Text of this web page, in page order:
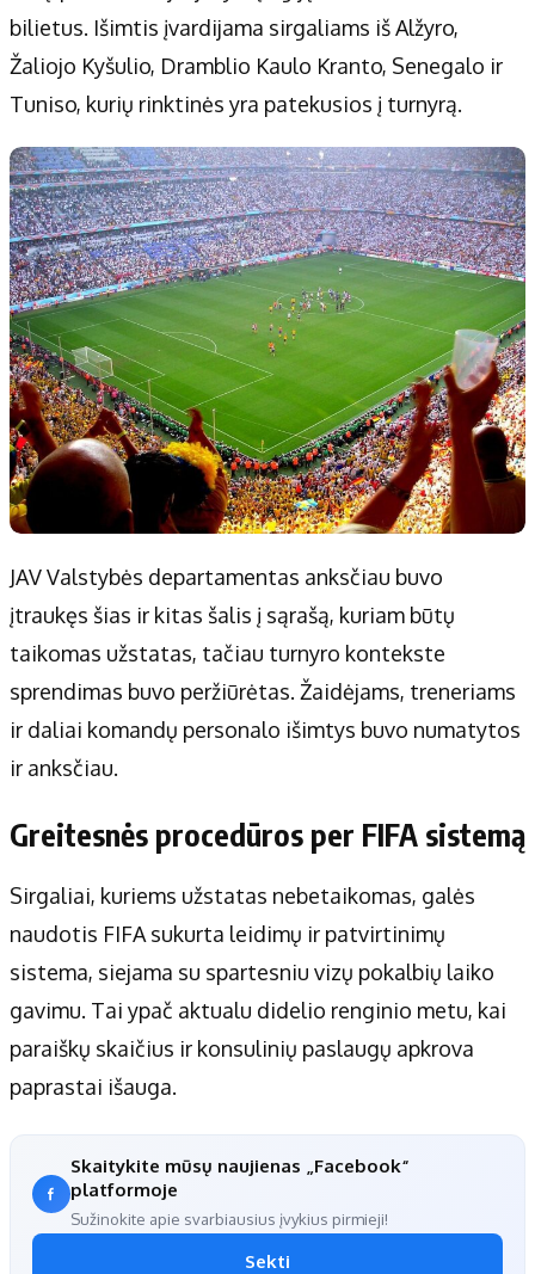
bilietus. Išimtis įvardijama sirgaliams iš Alžyro,
Žaliojo Kyšulio, Dramblio Kaulo Kranto, Senegalo ir
Tuniso, kurių rinktinės yra patekusios į turnyrą.
JAV Valstybės departamentas anksčiau buvo
įtraukęs šias ir kitas šalis į sąrašą, kuriam būtų
taikomas užstatas, tačiau turnyro kontekste
sprendimas buvo peržiūrėtas. Žaidėjams, treneriams
ir daliai komandų personalo išimtys buvo numatytos
ir anksčiau.
Greitesnės procedūros per FIFA sistemą
Sirgaliai, kuriems užstatas nebetaikomas, galės
naudotis FIFA sukurta leidimų ir patvirtinimų
sistema, siejama su spartesniu vizų pokalbių laiko
gavimu. Tai ypač aktualu didelio renginio metu, kai
paraiškų skaičius ir konsulinių paslaugų apkrova
paprastai išauga.
Skaitykite mūsų naujienas „Facebook“
platformoje
Sužinokite apie svarbiausius įvykius pirmieji!
Sekti